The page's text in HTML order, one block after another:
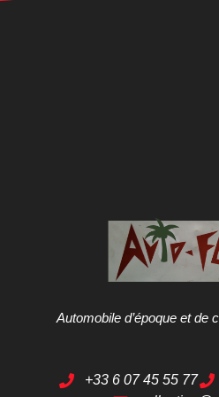
Automobile d’époque et de
+33 6 07 45 55 77